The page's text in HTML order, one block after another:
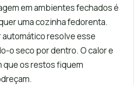
em ambientes fechados é
uma cozinha fedorenta.
resolve esse
o seco por dentro. O calor e
que os restos fiquem